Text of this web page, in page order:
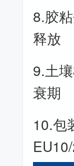
8.胶
释放
9.土
衰期
10.包